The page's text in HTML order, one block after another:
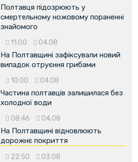
Полтавця підозрюють у
смертельному ножовому пораненні
знайомого
11:00 04.08
На Полтавщині зафіксували новий
випадок отруєння грибами
10:00 04.08
Частина полтавців залишилася без
холодної води
08:46 04.08
На Полтавщині відновлюють
дорожнє покриття
22:50 03.08